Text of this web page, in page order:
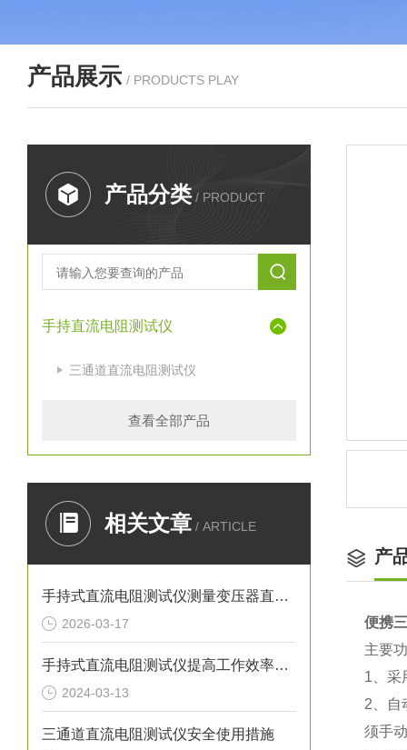
产品展示 / PRODUCTS PLAY
产品分类 / PRODUCT
手持直流电阻测试仪
三通道直流电阻测试仪
查看全部产品
相关文章 / ARTICLE
手持式直流电阻测试仪测量变压器直阻的操作注意事项
2026-03-17
手持式直流电阻测试仪提高工作效率与精度
2024-03-13
三通道直流电阻测试仪安全使用措施
产
便携
主要
1、采
2、自
须手